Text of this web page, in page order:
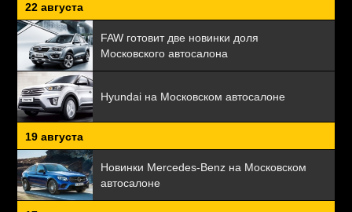
22 августа
FAW готовит две новинки доля
Московского автосалона
Hyundai на Московском автосалоне
19 августа
Новинки Mercedes-Benz на Московском
автосалоне